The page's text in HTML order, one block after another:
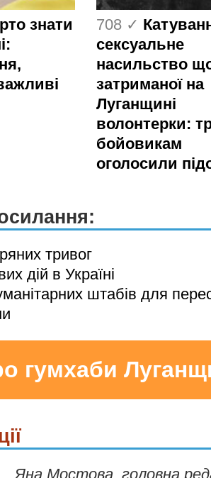
знати
708 ✓
сексуальне
насильство
затриманої на
Луганщині
волонтерки:
бойовикам
оголосили
тривог
дій в Україні
штабів для
гумхаби
Яна Мостова, головна